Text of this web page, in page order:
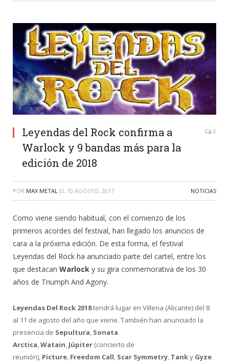
Leyendas del Rock confirma a
Warlock y 9 bandas más para la
edición de 2018
0
POR MAX METAL EL 10 AGOSTO, 2017 NOTICIAS
Como viene siendo habitual, con el comienzo de los
primeros acordes del festival, han llegado los anuncios de
cara a la próxima edición. De esta forma, el festival
Leyendas del Rock ha anunciado parte del cartel, entre los
que destacan Warlock y su gira conmemorativa de los 30
años de Triumph And Agony.
Leyendas Del Rock 2018tendrá lugar en Villena (Alicante) del 8
al 11 de agosto del año que viene. También han anunciado la
presencia de Sepultura, Sonata
Arctica,Watain, Júpiter (concierto de
reunión), Picture, Freedom Call, Scar Symmetry, Tanky Gyze.